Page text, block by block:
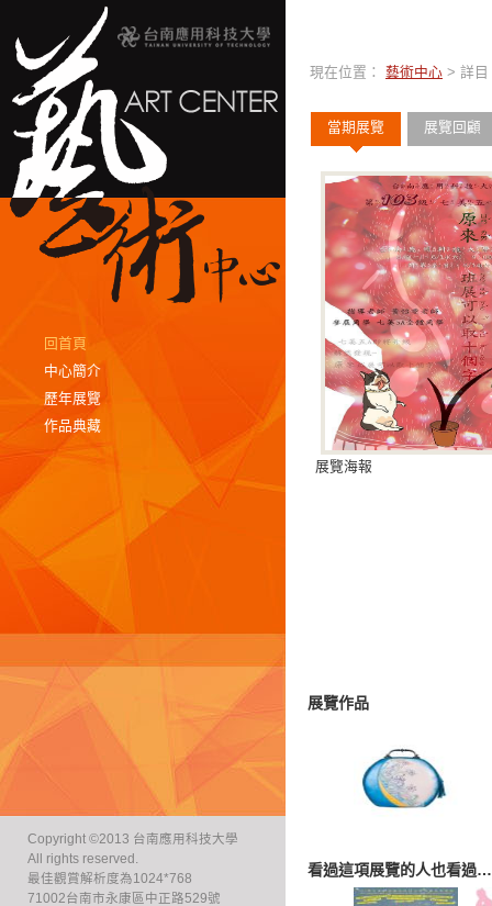
回首頁
中心簡介
歷年展覽
作品典藏
Copyright ©2013 台南應用科技大學
All rights reserved.
最佳觀賞解析度為1024*768
71002台南市永康區中正路529號
現在位置： 藝術中心 > 詳目
當期展覽 展覽回顧
展覽海報
展覽作品
看過這項展覽的人也看過…